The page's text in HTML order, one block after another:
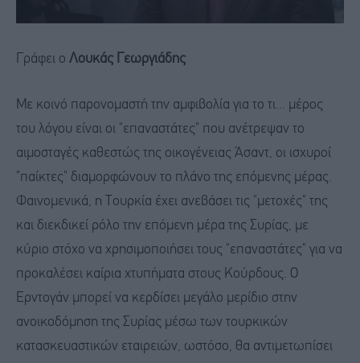
Γράφει ο Λουκάς Γεωργιάδης
Με κοινό παρονομαστή την αμφιβολία για το τι... μέρος
του λόγου είναι οι "επαναστάτες" που ανέτρεψαν το
αιμοσταγές καθεστώς της οικογένειας Άσαντ, οι ισχυροί
"παίκτες" διαμορφώνουν το πλάνο της επόμενης μέρας.
Φαινομενικά, η Τουρκία έχει ανεβάσει τις "μετοχές" της
και διεκδικεί ρόλο την επόμενη μέρα της Συρίας, με
κύριο στόχο να χρησιμοποιήσει τους "επαναστάτες" για να
προκαλέσει καίρια χτυπήματα στους Κούρδους. Ο
Ερντογάν μπορεί να κερδίσει μεγάλο μερίδιο στην
ανοικοδόμηση της Συρίας μέσω των τουρκικών
κατασκευαστικών εταιρειών, ωστόσο, θα αντιμετωπίσει